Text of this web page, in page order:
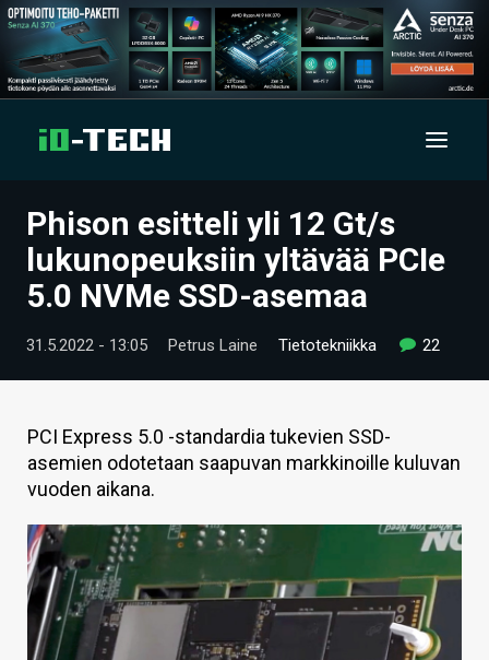
UUTISET
ARTIKKELIT
VIDEOT
TECHBBS
TIETOA
HINTA.FI
VAIHDA TEEMA
Phison esitteli yli 12 Gt/s
lukunopeuksiin yltävää PCIe
5.0 NVMe SSD-asemaa
31.5.2022 - 13:05 Petrus Laine Tietotekniikka 22
PCI Express 5.0 -standardia tukevien SSD-
asemien odotetaan saapuvan markkinoille kuluvan
vuoden aikana.